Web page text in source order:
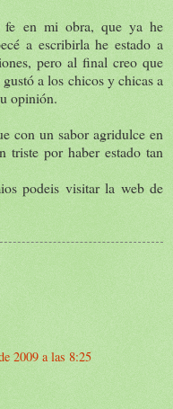
fe en mi obra, que ya he
a escribirla he estado a
pero al final creo que
a los chicos y chicas a
opinión.
con un sabor agridulce en
triste por haber estado tan
podeis visitar la web de
2009 a las 8:25